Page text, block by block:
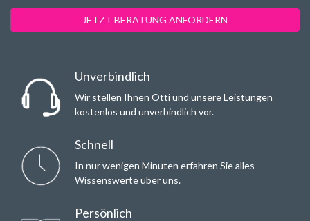
JETZT BERATUNG ANFORDERN
Unverbindlich
Wir stellen Ihnen Otti und unsere Leistungen
kostenlos und unverbindlich vor.
Schnell
In nur wenigen Minuten erfahren Sie alles
Wissenswerte über uns.
Persönlich